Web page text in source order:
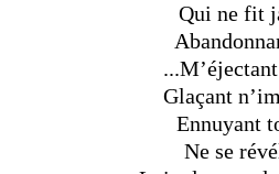
Qui ne fit
Glaçant
Ennuyant
Ne se